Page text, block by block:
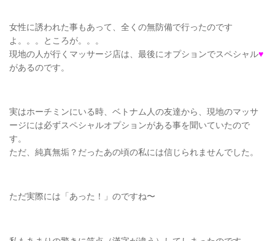
女性に誘われた事もあって、全くの無防備で行ったのです
よ。。。ところが。。。
現地の人が行くマッサージ店は、最後にオプションでスペシャル♥
があるのです。
実はホーチミンにいる時、ベトナム人の友達から、現地のマッサ
ージには必ずスペシャルオプションがある事を聞いていたので
す。
ただ、純真無垢？だったあの頃の私には信じられませんでした。
ただ実際には「あった！」のですね〜